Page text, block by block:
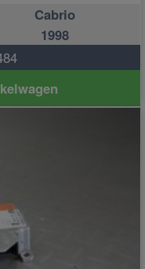
Cabrio
1998